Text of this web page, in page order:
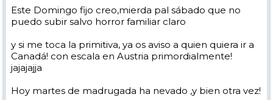
Este Domingo fijo creo,mierda pal sábado que no
puedo subir salvo horror familiar claro
y si me toca la primitiva, ya os aviso a quien quiera ir a
Canadá! con escala en Austria primordialmente!
jajajajja
Hoy martes de madrugada ha nevado ,y bien otra vez!